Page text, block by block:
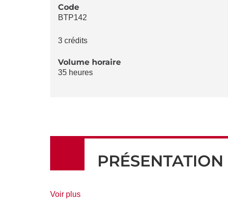
LA
Code
BTP142
3 crédits
Volume horaire
35 heures
PRÉSENTATION
Voir plusde